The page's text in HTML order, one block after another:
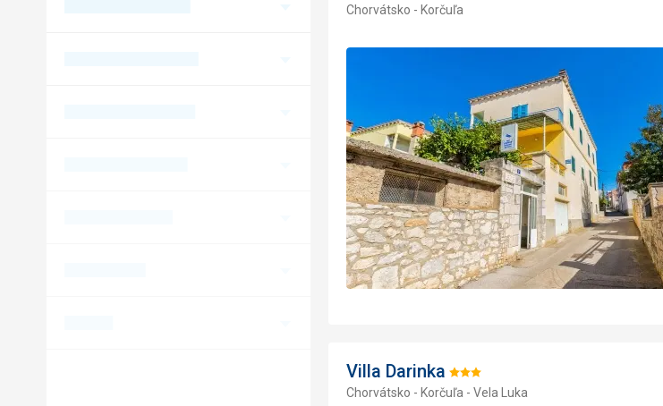
Chorvátsko - Korčuľa
Villa Darinka Hodnotenie:
3/5
Chorvátsko - Korčuľa - Vela Luka